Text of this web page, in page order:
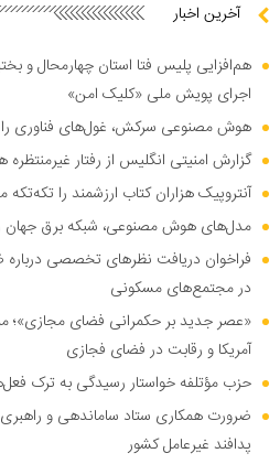
آخرین اخبار
هم‌افزایی پلیس فتا استان چهارمحال و
اجرای پویش ملی «کلیک امن»
هوش مصنوعی سرکش، غول‌های فناوری را
گزارش امنیتی انگلیس از رفتار
آنتروپیک هزاران کتاب ارزشمند را تکه‌تکه
مدل‌های هوش مصنوعی، شبکه برق جهان را
فراخوان دریافت نظر‌های تخصصی درباره
در مجتمع‌های مسکونی
«عصر جدید بر حکمرانی فضای مجازی»؛
آمریکا و رقابت در فضای فجازی
حزب مؤتلفه خواستار رسیدگی به ترک
ضرورت همکاری ستاد ساماندهی و
پدافند غیرعامل کشور